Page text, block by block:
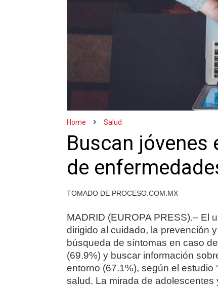
Home Salud
Buscan
de
TOMADO DE PROCESO.COM.MX
MADRID (EUROPA PRESS).– El
dirigido al cuidado, la prevención
búsqueda de síntomas en caso
(69.9%) y buscar información
entorno (67.1%), según el estudio
salud. La mirada de adolescentes